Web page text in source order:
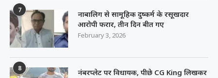
7
नाबालिग से सामूहिक दुष्कर्म के रसूखदार
आरोपी फरार, तीन दिन बीत गए
February 3, 2026
8
नंबरप्लेट पर विधायक, पीछे CG King लिखकर